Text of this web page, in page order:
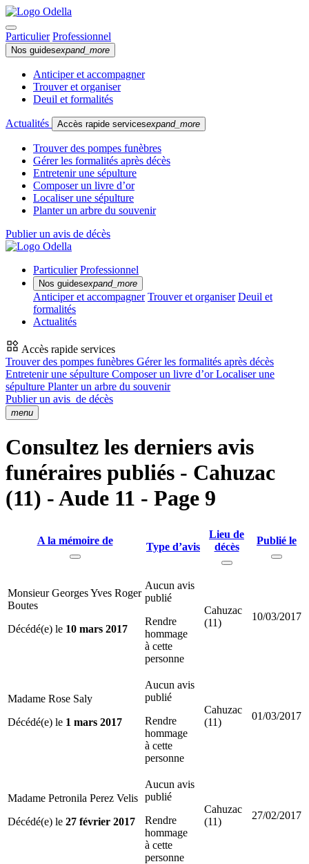
Particulier Professionnel
Nos guidesexpand_more
Anticiper et accompagner
Trouver et organiser
Deuil et formalités
Actualités Accès rapide servicesexpand_more
Trouver des pompes funèbres
Gérer les formalités après décès
Entretenir une sépulture
Composer un livre d’or
Localiser une sépulture
Planter un arbre du souvenir
Publier un avis de décès
Particulier Professionnel
Nos guidesexpand_more
Anticiper et accompagner Trouver et organiser Deuil et
formalités
Actualités
Accès rapide services
Trouver des pompes funèbres Gérer les formalités après décès
Entretenir une sépulture Composer un livre d’orLocaliser une
sépulture Planter un arbre du souvenir
Publier un avis de décès
menu
Consultez les derniers avis
funéraires publiés - Cahuzac
(11) - Aude 11 - Page 9
A la mémoire de
Type d’avis
Lieu de
décès
Publié le
Monsieur Georges Yves Roger
Boutes
Décédé(e) le 10 mars 2017
Aucun avis
publié
Rendre
hommage
à cette
personne
Cahuzac
(11)
10/03/2017
Madame Rose Saly
Décédé(e) le 1 mars 2017
Aucun avis
publié
Rendre
hommage
à cette
personne
Cahuzac
(11)
01/03/2017
Madame Petronila Perez Velis
Décédé(e) le 27 février 2017
Aucun avis
publié
Rendre
hommage
à cette
personne
Cahuzac
(11)
27/02/2017